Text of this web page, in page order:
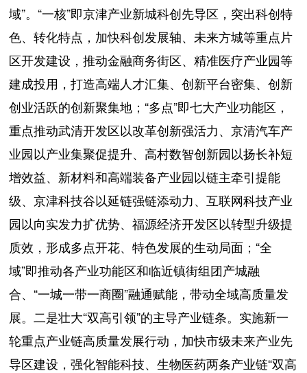
域”。“一核”即京津产业新城科创先导区，突出科创特
色、转化特点，加快科创发展轴、未来方城等重点片
区开发建设，推动金融商务街区、精准医疗产业园等
建成投用，打造高端人才汇集、创新平台密集、创新
创业活跃的创新聚集地；“多点”即七大产业功能区，
重点推动武清开发区以改革创新强活力、京清汽车产
业园以产业集聚促提升、高村数智创新园以扬长补短
增效益、新材料和高端装备产业园以链主牵引提能
级、京津科技谷以延链强链添动力、互联网科技产业
园以向实发力扩优势、福源经济开发区以转型升级提
质效，形成多点开花、特色发展的生动局面；“全
域”即推动各产业功能区和临近镇街组团产城融
合、“一城一带一商圈”融通赋能，带动全域高质量发
展。二是壮大“双高引领”的主导产业链条。实施新一
轮重点产业链高质量发展行动，加快市级未来产业先
导区建设，强化智能科技、生物医药两条产业链“双高